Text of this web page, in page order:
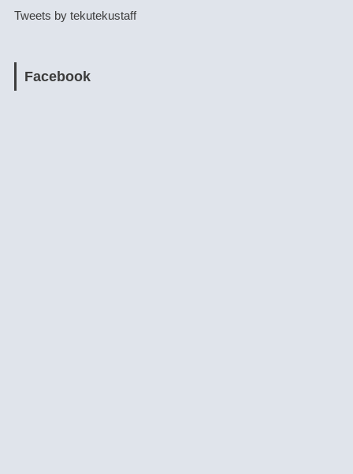
Tweets by tekutekustaff
Facebook